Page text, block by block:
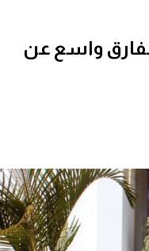
الداخلية تتصدر توزيع المناصب في مالية 2026 بفارق واسع عن